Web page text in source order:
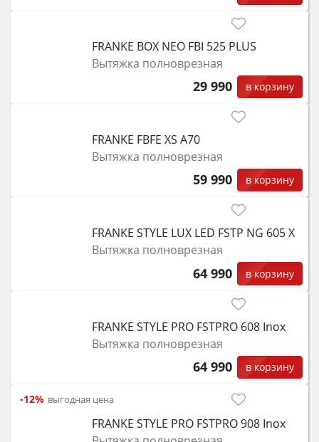
FRANKE BOX NEO FBI 525 PLUS
Вытяжка полноврезная
29 990 в корзину
FRANKE FBFE XS A70
Вытяжка полноврезная
59 990 в корзину
FRANKE STYLE LUX LED FSTP NG 605 X
Вытяжка полноврезная
64 990 в корзину
FRANKE STYLE PRO FSTPRO 608 Inox
Вытяжка полноврезная
64 990 в корзину
-12% выгодная цена
FRANKE STYLE PRO FSTPRO 908 Inox